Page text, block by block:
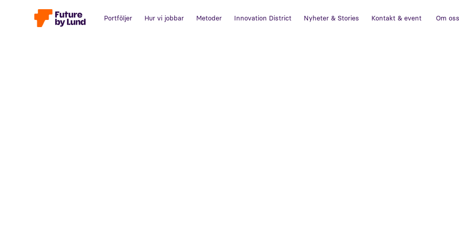
Portföljer Hur vi jobbar Metoder Innovation District Nyheter & Stories Kontakt & event Om